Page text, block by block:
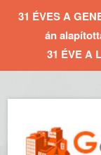
31 ÉVES A
án
31 ÉVE A